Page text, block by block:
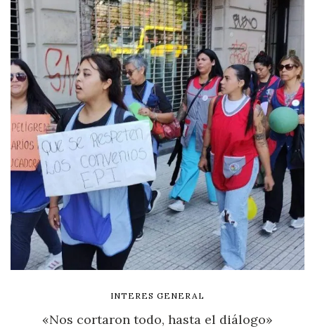
INTERES GENERAL
«Nos cortaron todo, hasta el diálogo»